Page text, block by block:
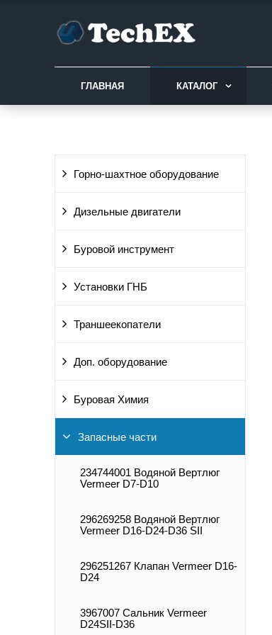
ГЛАВНАЯ КАТАЛОГ
Горно-шахтное оборудование
Дизельные двигатели
Буровой инструмент
Установки ГНБ
Траншеекопатели
Доп. оборудование
Буровая Химия
Запасные части
234744001 Водяной Вертлюг
Vermeer D7-D10
296269258 Водяной Вертлюг
Vermeer D16-D24-D36 SII
296251267 Клапан Vermeer D16-
D24
3967007 Сальник Vermeer
D24SII-D36